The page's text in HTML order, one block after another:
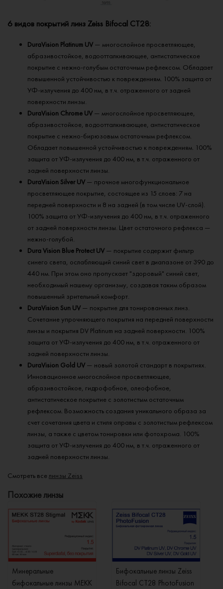
6 видов покрытий линз Zeiss Bifocal CT28:
DuraVision Platinum UV — многослойное просветляющее,
абразивостойкое, водоотталкивающее, антистатическое
покрытие с нежно-голубым остаточным рефлексом. Обладает
повышенной устойчивостью к повреждениям. 100% защита от
УФ-излучения до 400 нм, в т.ч. отраженного от задней
поверхности линзы.
DuraVision Chrome UV — многослойное просветляющее,
абразивостойкое, водоотталкивающее, антистатическое
покрытие с нежно-бирюзовым остаточным рефлексом.
Обладает повышенной устойчивостью к повреждениям. 100%
защита от УФ-излучения до 400 нм, в т.ч. отраженного от
задней поверхности линзы.
DuraVision Silver UV — прочное многофункциональное
просветляющее покрытие, состоящее из 15 слоев: 7 на
передней поверхности и 8 на задней (в том числе UV-слой).
100% защита от УФ-излучения до 400 нм, в т.ч. отраженного
от задней поверхности линзы. Цвет остаточного рефлекса —
нежно-голубой.
Dura Vision Blue Protect UV — покрытие содержит фильтр
синего света, ослабляющий синий свет в диапазоне от 390 до
440 нм. При этом оно пропускает "здоровый" синий свет,
необходимый нашему организму, создавая таким образом
повышенный зрительный комфорт.
DuraVision Sun UV — покрытие для тонированных линз.
Сочетание упрочняющего покрытия на передней поверхности
линзы и покрытия DV Platinum на задней поверхности. 100%
защита от УФ-излучения до 400 нм, в т.ч. отраженного от
задней поверхности линзы.
DuraVision Gold UV — новый золотой стандарт в покрытиях.
Инновационное многослойное просветляющее,
абразивостойкое, гидрофобное, олеофобное,
антистатическое покрытие с золотистым остаточным
рефлексом. Возможность создания уникального образа за
счет сочетания цвета и стиля оправы с золотистым рефлексом
линзы, а также с цветом тонировки или фотохрома. 100%
защита от УФ-излучения до 400 нм, в т.ч. отраженного от
задней поверхности линзы.
Смотреть все линзы Zeiss
Похожие линзы
Минеральные
бифокальные линзы MEKK
Бифокальные линзы Zeiss
Bifocal CT28 PhotoFusion